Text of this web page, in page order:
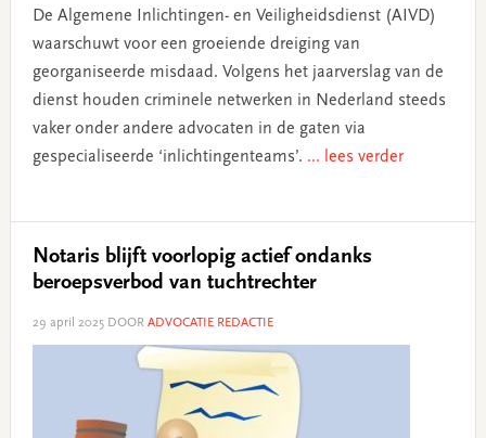
De Algemene Inlichtingen- en Veiligheidsdienst (AIVD)
waarschuwt voor een groeiende dreiging van
georganiseerde misdaad. Volgens het jaarverslag van de
dienst houden criminele netwerken in Nederland steeds
vaker onder andere advocaten in de gaten via
gespecialiseerde ‘inlichtingenteams’. ... lees verder
Notaris blijft voorlopig actief ondanks
beroepsverbod van tuchtrechter
29 april 2025DOOR ADVOCATIE REDACTIE